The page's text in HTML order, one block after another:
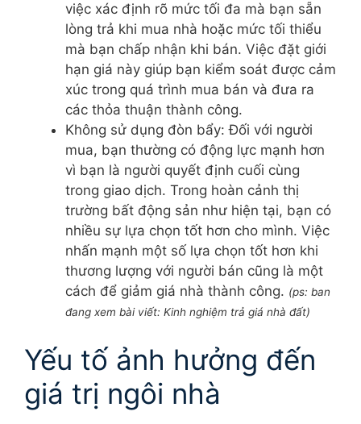
việc xác định rõ mức tối đa mà bạn sẵn
lòng trả khi mua nhà hoặc mức tối thiểu
mà bạn chấp nhận khi bán. Việc đặt giới
hạn giá này giúp bạn kiểm soát được cảm
xúc trong quá trình mua bán và đưa ra
các thỏa thuận thành công.
Không sử dụng đòn bẩy: Đối với người
mua, bạn thường có động lực mạnh hơn
vì bạn là người quyết định cuối cùng
trong giao dịch. Trong hoàn cảnh thị
trường bất động sản như hiện tại, bạn có
nhiều sự lựa chọn tốt hơn cho mình. Việc
nhấn mạnh một số lựa chọn tốt hơn khi
thương lượng với người bán cũng là một
cách để giảm giá nhà thành công. (ps: ban
đang xem bài viết: Kinh nghiệm trả giá nhà đất)
Yếu tố ảnh hưởng đến
giá trị ngôi nhà